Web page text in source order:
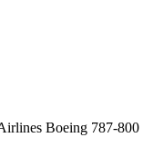
Boeing 787-800